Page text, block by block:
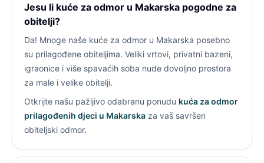
Jesu li kuće za odmor u Makarska pogodne za
obitelji?
Da! Mnoge naše kuće za odmor u Makarska posebno
su prilagođene obiteljima. Veliki vrtovi, privatni bazeni,
igraonice i više spavaćih soba nude dovoljno prostora
za male i velike obitelji.
Otkrijte našu pažljivo odabranu ponudu kuća za odmor
prilagođenih djeci u Makarska za vaš savršen
obiteljski odmor.